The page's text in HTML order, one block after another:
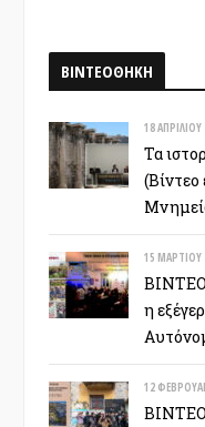
ΒΙΝΤΕΟΘΗΚΗ
18 ΑΠΡΙΛΊΟΥ
Τα
15 ΜΑΡΤΊΟΥ
ΒΙΝΤΕΟ
η
12